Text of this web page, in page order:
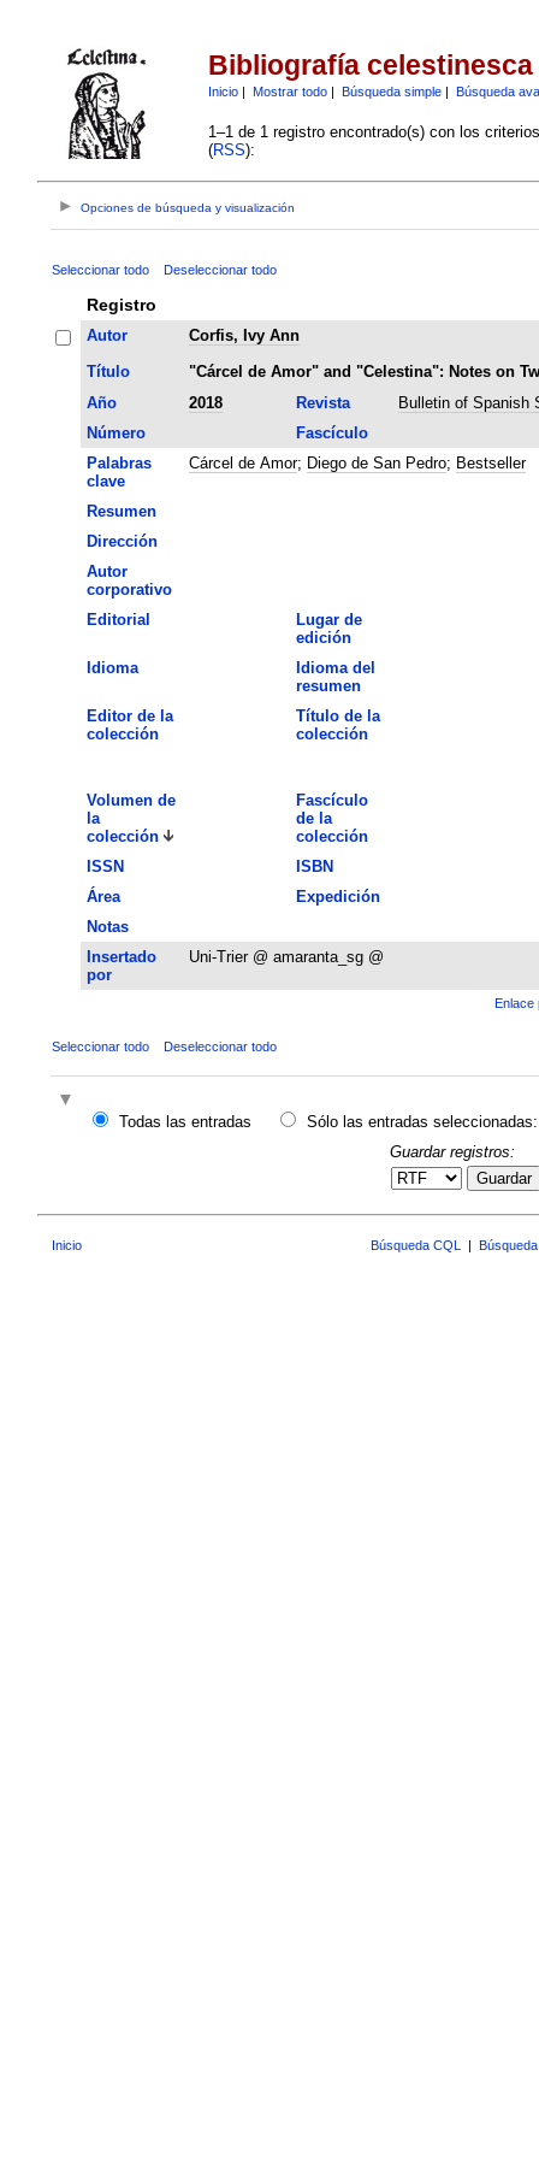
Bibliografía celestinesca
Inicio| Mostrar todo| Búsqueda simple| Búsqueda
1–1 de 1 registro encontrado(s) con los
(RSS):
Opciones de búsqueda y visualización
Seleccionar todo Deseleccionar todo
Registro
Autor
Corfis, Ivy Ann
Título
"Cárcel de Amor" and "Celestina": Notes on
Año
2018 Revista
Bulletin of Spanish
Número
Fascículo
Palabras
clave
Cárcel de Amor; Diego de San Pedro; Bestseller
Resumen
Dirección
Autor
corporativo
Editorial
Lugar de
edición
Idioma
Idioma del
resumen
Editor de la
colección
Título de la
colección
Volumen de
la
colección
Fascículo
de la
colección
ISSN
ISBN
Área
Expedición
Notas
Insertado
por
Uni-Trier @ amaranta_sg @
Enlace
Seleccionar todo Deseleccionar todo
Todas las entradas
Sólo las entradas seleccionadas:
Guardar registros:
Guardar
Inicio Búsqueda CQL